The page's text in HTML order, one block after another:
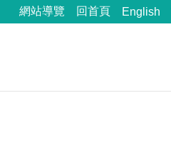
網站導覽 回首頁 English